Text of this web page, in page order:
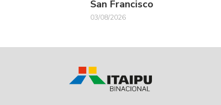
San Francisco
03/08/2026